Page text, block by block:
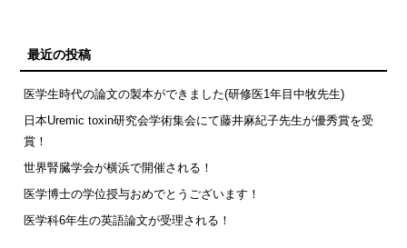
最近の投稿
医学生時代の論文の製本ができました(研修医1年目中牧先生)
日本Uremic toxin研究会学術集会にて藤井麻紀子先生が優秀賞を受
賞！
世界腎臓学会が横浜で開催される！
医学博士の学位授与おめでとうございます！
医学科6年生の英語論文が受理される！